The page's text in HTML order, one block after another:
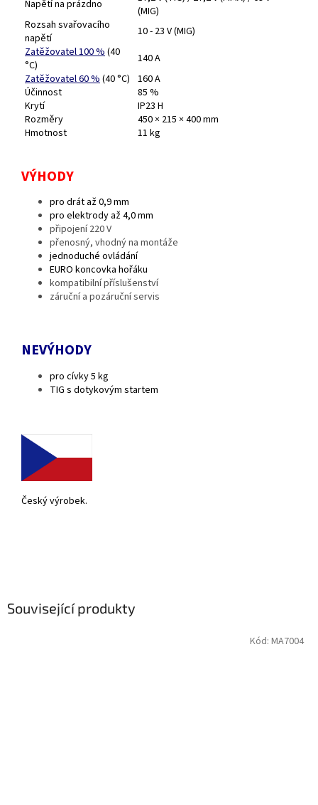
Napětí na prázdno
(MIG)
Rozsah svařovacího
napětí
10 - 23 V (MIG)
Zatěžovatel 100 % (40
°C)
140 A
Zatěžovatel 60 % (40 °C) 160 A
Účinnost
85 %
Krytí
IP23 H
Rozměry
450 × 215 × 400 mm
Hmotnost
11 kg
VÝHODY
pro drát až 0,9 mm
pro elektrody až 4,0 mm
připojení 220 V
přenosný, vhodný na montáže
jednoduché ovládání
EURO koncovka hořáku
kompatibilní příslušenství
záruční a pozáruční servis
NEVÝHODY
pro cívky 5 kg
TIG s dotykovým startem
Český výrobek.
Související produkty
Kód: MA7004